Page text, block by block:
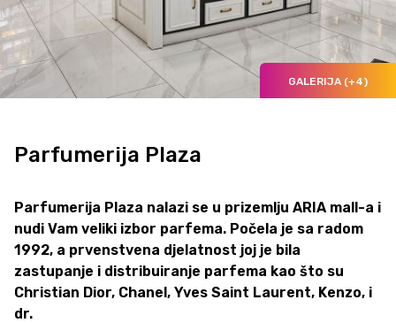
GALERIJA (+4)
Parfumerija Plaza
Parfumerija Plaza nalazi se u prizemlju ARIA mall-a i
nudi Vam veliki izbor parfema. Počela je sa radom
1992, a prvenstvena djelatnost joj je bila
zastupanje i distribuiranje parfema kao što su
Christian Dior, Chanel, Yves Saint Laurent, Kenzo, i
dr.